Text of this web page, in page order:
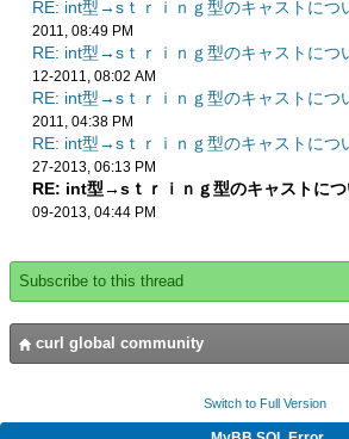
RE: int型→sｔｒｉｎｇ型のキャストにつ
2011, 08:49 PM
RE: int型→sｔｒｉｎｇ型のキャストにつ
12-2011, 08:02 AM
RE: int型→sｔｒｉｎｇ型のキャストにつ
2011, 04:38 PM
RE: int型→sｔｒｉｎｇ型のキャストにつ
27-2013, 06:13 PM
RE: int型→sｔｒｉｎｇ型のキャストにつ
09-2013, 04:44 PM
Subscribe to this thread
curl global community
Switch to Full Version